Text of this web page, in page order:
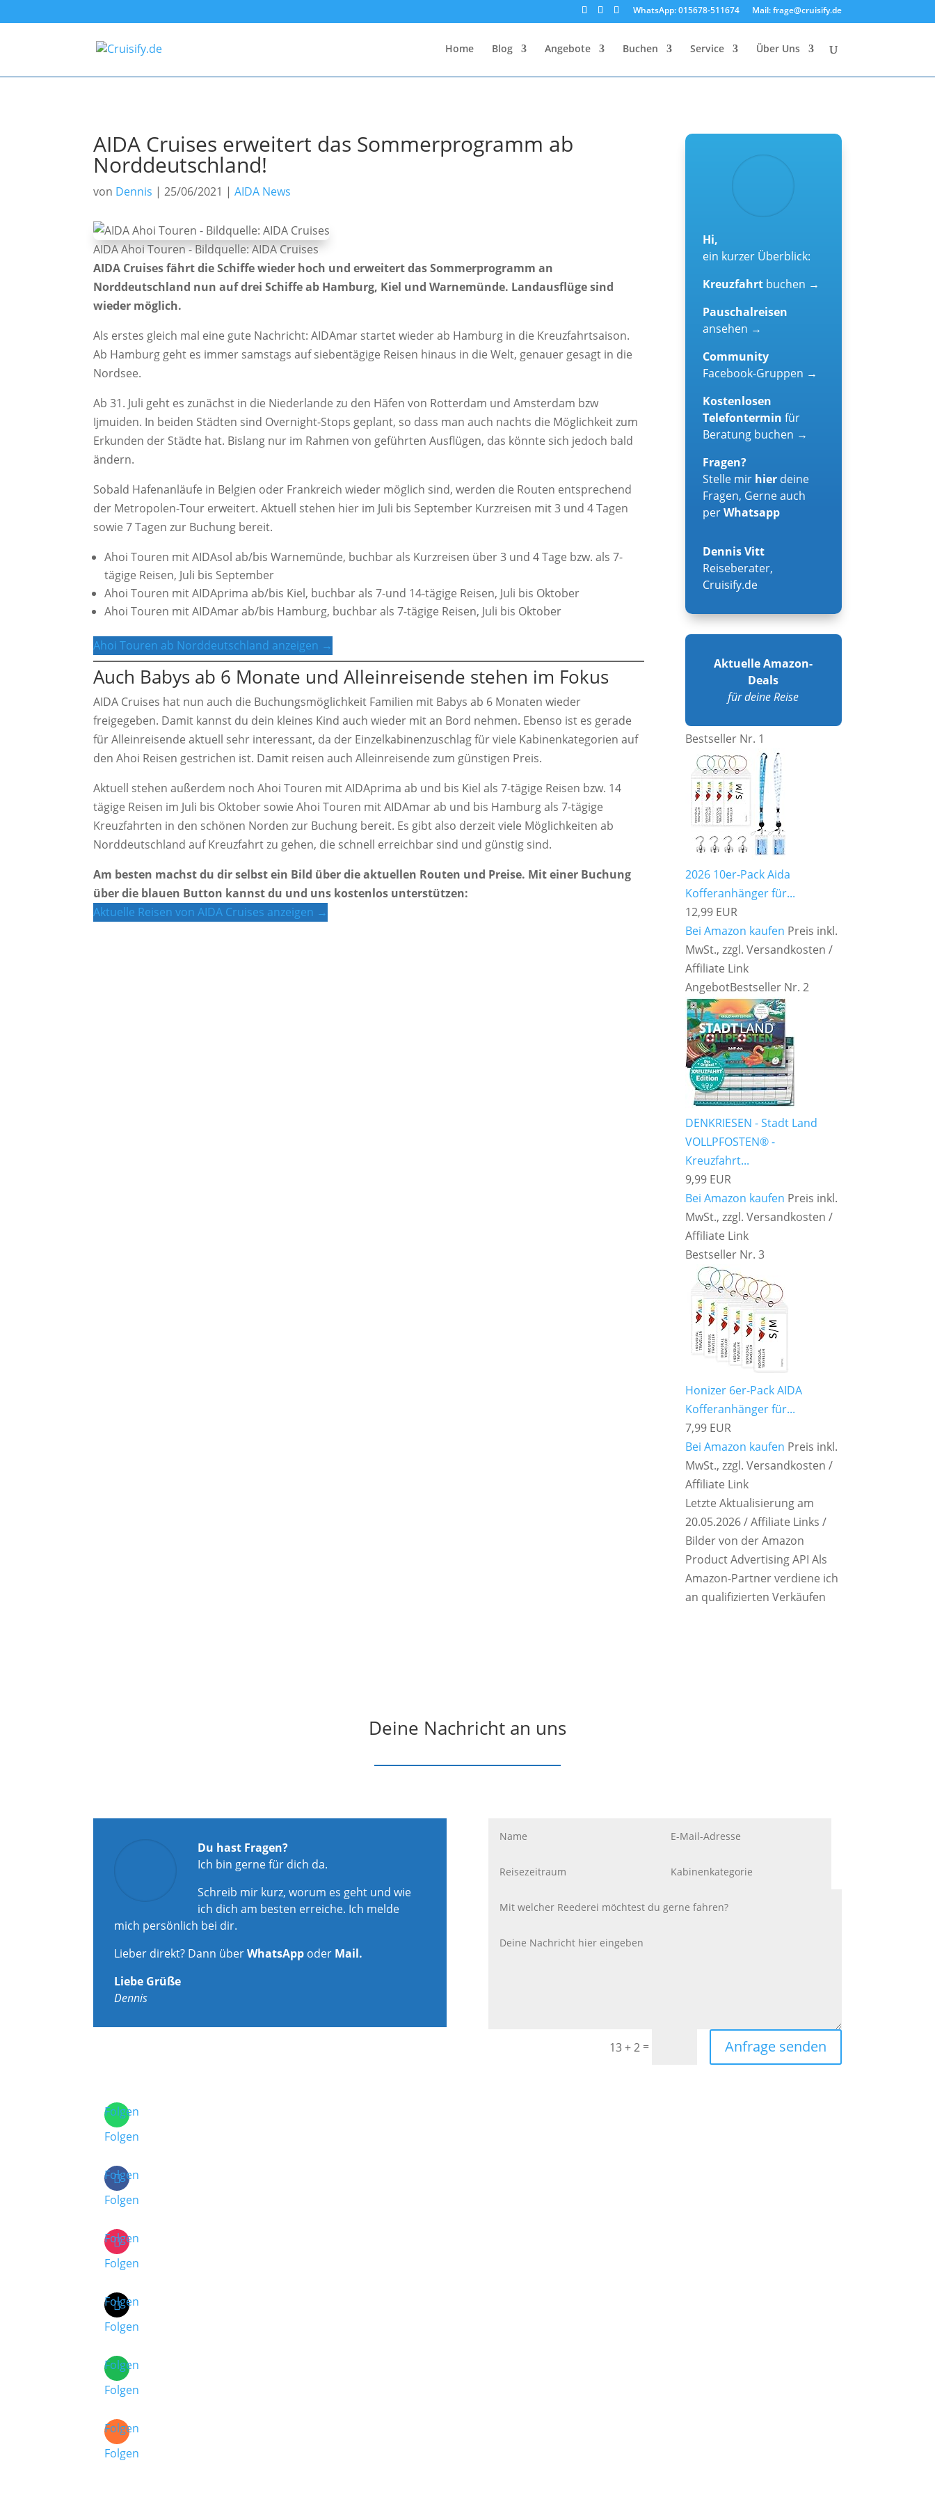
WhatsApp: 015678-511674 Mail: frage@cruisify.de
Home Blog Angebote Buchen Service Über Uns
AIDA Cruises erweitert das Sommerprogramm ab
Norddeutschland!
von Dennis |25/06/2021 |AIDA News
AIDA Ahoi Touren - Bildquelle: AIDA Cruises
AIDA Cruises fährt die Schiffe wieder hoch und erweitert das Sommerprogramm an
Norddeutschland nun auf drei Schiffe ab Hamburg, Kiel und Warnemünde. Landausflüge sind
wieder möglich.
Als erstes gleich mal eine gute Nachricht: AIDAmar startet wieder ab Hamburg in die Kreuzfahrtsaison.
Ab Hamburg geht es immer samstags auf siebentägige Reisen hinaus in die Welt, genauer gesagt in die
Nordsee.
Ab 31. Juli geht es zunächst in die Niederlande zu den Häfen von Rotterdam und Amsterdam bzw
Ijmuiden. In beiden Städten sind Overnight-Stops geplant, so dass man auch nachts die Möglichkeit zum
Erkunden der Städte hat. Bislang nur im Rahmen von geführten Ausflügen, das könnte sich jedoch bald
ändern.
Sobald Hafenanläufe in Belgien oder Frankreich wieder möglich sind, werden die Routen entsprechend
der Metropolen-Tour erweitert. Aktuell stehen hier im Juli bis September Kurzreisen mit 3 und 4 Tagen
sowie 7 Tagen zur Buchung bereit.
Ahoi Touren mit AIDAsol ab/bis Warnemünde, buchbar als Kurzreisen über 3 und 4 Tage bzw. als 7-
tägige Reisen, Juli bis September
Ahoi Touren mit AIDAprima ab/bis Kiel, buchbar als 7-und 14-tägige Reisen, Juli bis Oktober
Ahoi Touren mit AIDAmar ab/bis Hamburg, buchbar als 7-tägige Reisen, Juli bis Oktober
Ahoi Touren ab Norddeutschland anzeigen →
Auch Babys ab 6 Monate und Alleinreisende stehen im Fokus
AIDA Cruises hat nun auch die Buchungsmöglichkeit Familien mit Babys ab 6 Monaten wieder
freigegeben. Damit kannst du dein kleines Kind auch wieder mit an Bord nehmen. Ebenso ist es gerade
für Alleinreisende aktuell sehr interessant, da der Einzelkabinenzuschlag für viele Kabinenkategorien auf
den Ahoi Reisen gestrichen ist. Damit reisen auch Alleinreisende zum günstigen Preis.
Aktuell stehen außerdem noch Ahoi Touren mit AIDAprima ab und bis Kiel als 7-tägige Reisen bzw. 14
tägige Reisen im Juli bis Oktober sowie Ahoi Touren mit AIDAmar ab und bis Hamburg als 7-tägige
Kreuzfahrten in den schönen Norden zur Buchung bereit. Es gibt also derzeit viele Möglichkeiten ab
Norddeutschland auf Kreuzfahrt zu gehen, die schnell erreichbar sind und günstig sind.
Am besten machst du dir selbst ein Bild über die aktuellen Routen und Preise. Mit einer Buchung
über die blauen Button kannst du und uns kostenlos unterstützen:
Aktuelle Reisen von AIDA Cruises anzeigen →
Hi,
ein kurzer Überblick:
Kreuzfahrt buchen →
Pauschalreisen
ansehen →
Community
Facebook-Gruppen →
Kostenlosen
Telefonterminfür
Beratung buchen →
Fragen?
Stelle mir hier deine
Fragen, Gerne auch
perWhatsapp
Dennis Vitt
Reiseberater,
Cruisify.de
Aktuelle Amazon-
Deals
für deine Reise
Bestseller Nr. 1
2026 10er-Pack Aida
Kofferanhänger für...
12,99 EUR
Bei Amazon kaufen Preis inkl.
MwSt., zzgl. Versandkosten /
Affiliate Link
AngebotBestseller Nr. 2
DENKRIESEN - Stadt Land
VOLLPFOSTEN® -
Kreuzfahrt...
9,99 EUR
Bei Amazon kaufen Preis inkl.
MwSt., zzgl. Versandkosten /
Affiliate Link
Bestseller Nr. 3
Honizer 6er-Pack AIDA
Kofferanhänger für...
7,99 EUR
Bei Amazon kaufen Preis inkl.
MwSt., zzgl. Versandkosten /
Affiliate Link
Letzte Aktualisierung am
20.05.2026 / Affiliate Links /
Bilder von der Amazon
Product Advertising API Als
Amazon-Partner verdiene ich
an qualifizierten Verkäufen
Deine Nachricht an uns
Du hast Fragen?
Ich bin gerne für dich da.
Schreib mir kurz, worum es geht und wie
ich dich am besten erreiche. Ich melde
mich persönlich bei dir.
Lieber direkt? Dann überWhatsApp oder Mail.
Liebe Grüße
Dennis
13 + 2 = Anfrage senden
Folgen
Folgen
Folgen
Folgen
Folgen
Folgen
Folgen
Folgen
Folgen
Folgen
Folgen
Folgen